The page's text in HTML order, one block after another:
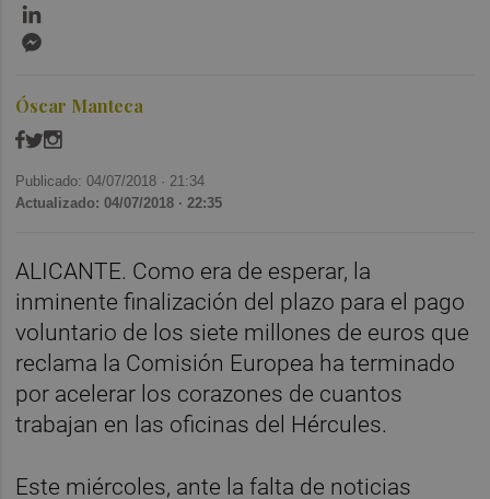
Óscar Manteca
Publicado: 04/07/2018 · 21:34
Actualizado: 04/07/2018 · 22:35
ALICANTE. Como era de esperar, la
inminente finalización del plazo para el pago
voluntario de los siete millones de euros que
reclama la Comisión Europea ha terminado
por acelerar los corazones de cuantos
trabajan en las oficinas del Hércules.
Este miércoles, ante la falta de noticias